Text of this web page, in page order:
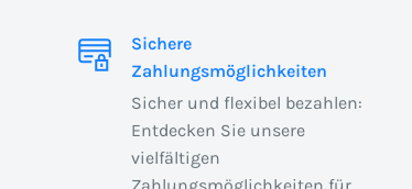
Sichere
Zahlungsmöglichkeiten
Sicher und flexibel bezahlen:
Entdecken Sie unsere
vielfältigen